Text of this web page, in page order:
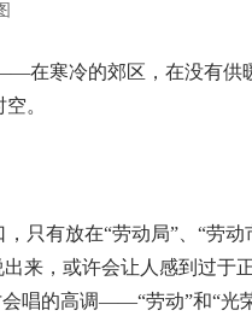
在寒冷的郊区，在没有供
。
只有放在“劳动局”、“劳动
来，或许会让人感到过于
唱的高调——“劳动”和“光